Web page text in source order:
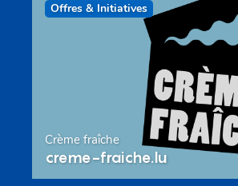
Offres & Initiatives
Crème fraîche
creme-fraiche.lu